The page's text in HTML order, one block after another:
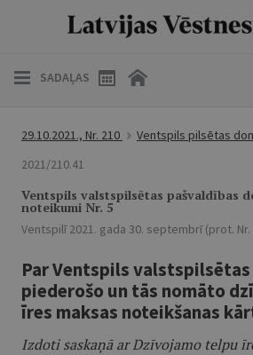
SADAĻAS
29.10.2021., Nr. 210
Ventspils pilsētas
2021/210.41
Ventspils valstspilsētas pašvaldības
noteikumi Nr. 5
Ventspilī 2021. gada 30. septembrī (prot. Nr.
Par Ventspils
piederošo un tās nomāto
īres maksas noteikšanas
Izdoti saskaņā ar Dzīvojamo telpu